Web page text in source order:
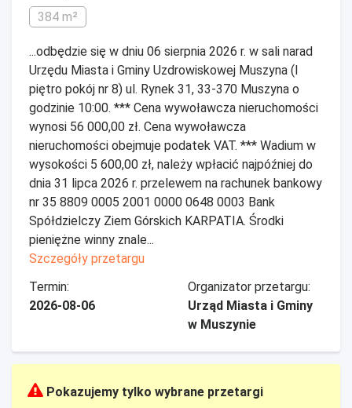
384 m²
...odbędzie się w dniu 06 sierpnia 2026 r. w sali narad
Urzędu Miasta i Gminy Uzdrowiskowej Muszyna (I
piętro pokój nr 8) ul. Rynek 31, 33-370 Muszyna o
godzinie 10:00. *** Cena wywoławcza nieruchomości
wynosi 56 000,00 zł. Cena wywoławcza
nieruchomości obejmuje podatek VAT. *** Wadium w
wysokości 5 600,00 zł, należy wpłacić najpóźniej do
dnia 31 lipca 2026 r. przelewem na rachunek bankowy
nr 35 8809 0005 2001 0000 0648 0003 Bank
Spółdzielczy Ziem Górskich KARPATIA. Środki
pieniężne winny znale...
Szczegóły przetargu
Termin:
2026-08-06
Organizator przetargu:
Urząd Miasta i Gminy
w Muszynie
Pokazujemy tylko wybrane przetargi